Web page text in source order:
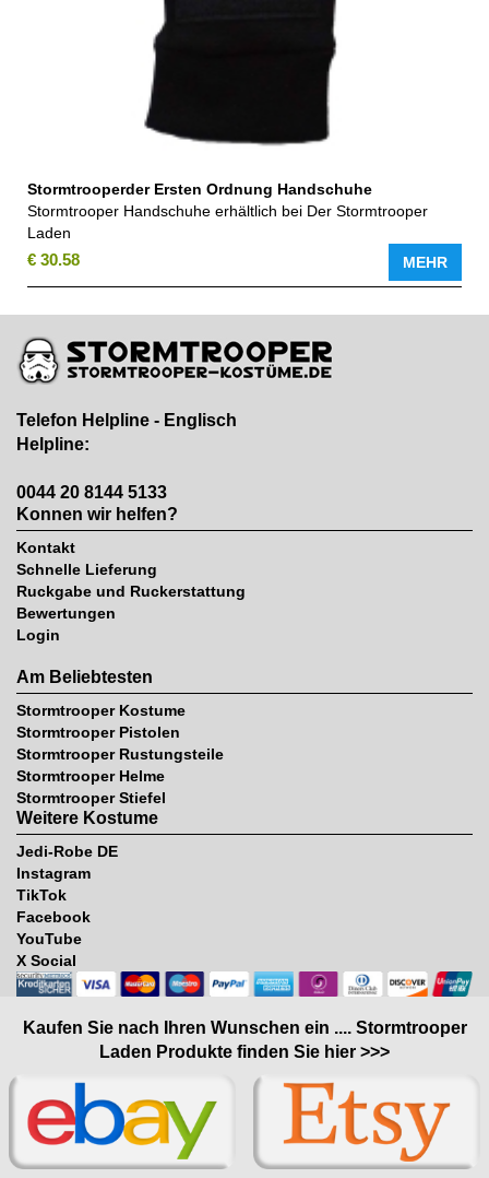
Stormtrooperder Ersten Ordnung Handschuhe
Stormtrooper Handschuhe erhältlich bei Der Stormtrooper
Laden
€ 30.58 MEHR
Telefon Helpline - Englisch
Helpline:
0044 20 8144 5133
Konnen wir helfen?
Kontakt
Schnelle Lieferung
Ruckgabe und Ruckerstattung
Bewertungen
Login
Am Beliebtesten
Stormtrooper Kostume
Stormtrooper Pistolen
Stormtrooper Rustungsteile
Stormtrooper Helme
Stormtrooper Stiefel
Weitere Kostume
Jedi-Robe DE
Instagram
TikTok
Facebook
YouTube
X Social
Kaufen Sie nach Ihren Wunschen ein .... Stormtrooper
Laden Produkte finden Sie hier >>>